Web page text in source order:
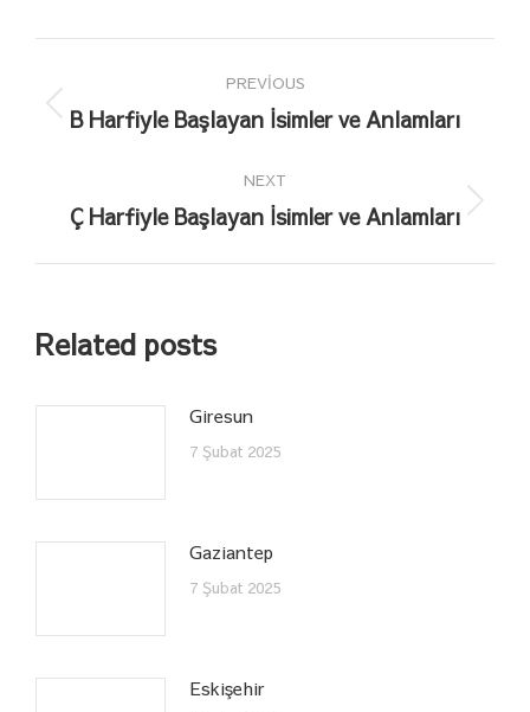
navigation
PREVIOUS
Previous
B Harfiyle Başlayan İsimler ve Anlamları
NEXT
Next
Ç Harfiyle Başlayan İsimler ve Anlamları
Related posts
Giresun
7 Şubat 2025
Gaziantep
7 Şubat 2025
Eskişehir